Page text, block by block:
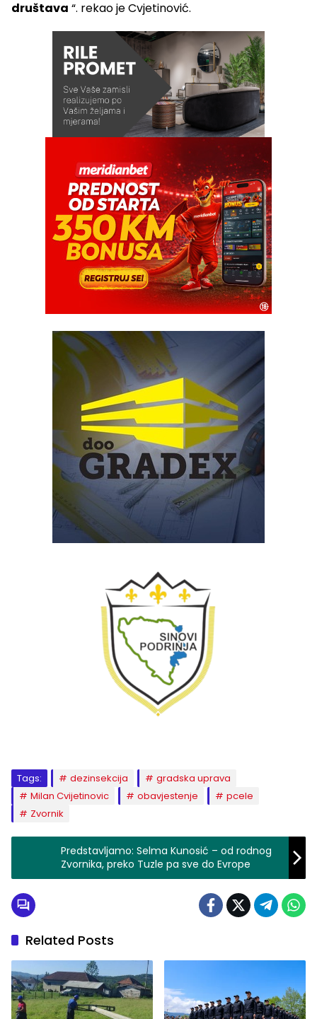
društava “. rekao je Cvjetinović.
Tags: dezinsekcija
gradska uprava
Milan Cvijetinovic
obavjestenje
pcele
Zvornik
Predstavljamo: Selma Kunosić – od rodnog
Zvornika, preko Tuzle pa sve do Evrope
Related Posts